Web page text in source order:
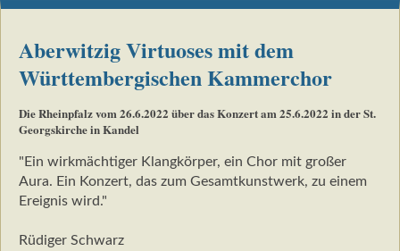
Aberwitzig Virtuoses mit dem
Württembergischen Kammerchor
Die Rheinpfalz vom 26.6.2022 über das Konzert am 25.6.2022 in der St.
Georgskirche in Kandel
"Ein wirkmächtiger Klangkörper, ein Chor mit großer
Aura. Ein Konzert, das zum Gesamtkunstwerk, zu einem
Ereignis wird."
Rüdiger Schwarz